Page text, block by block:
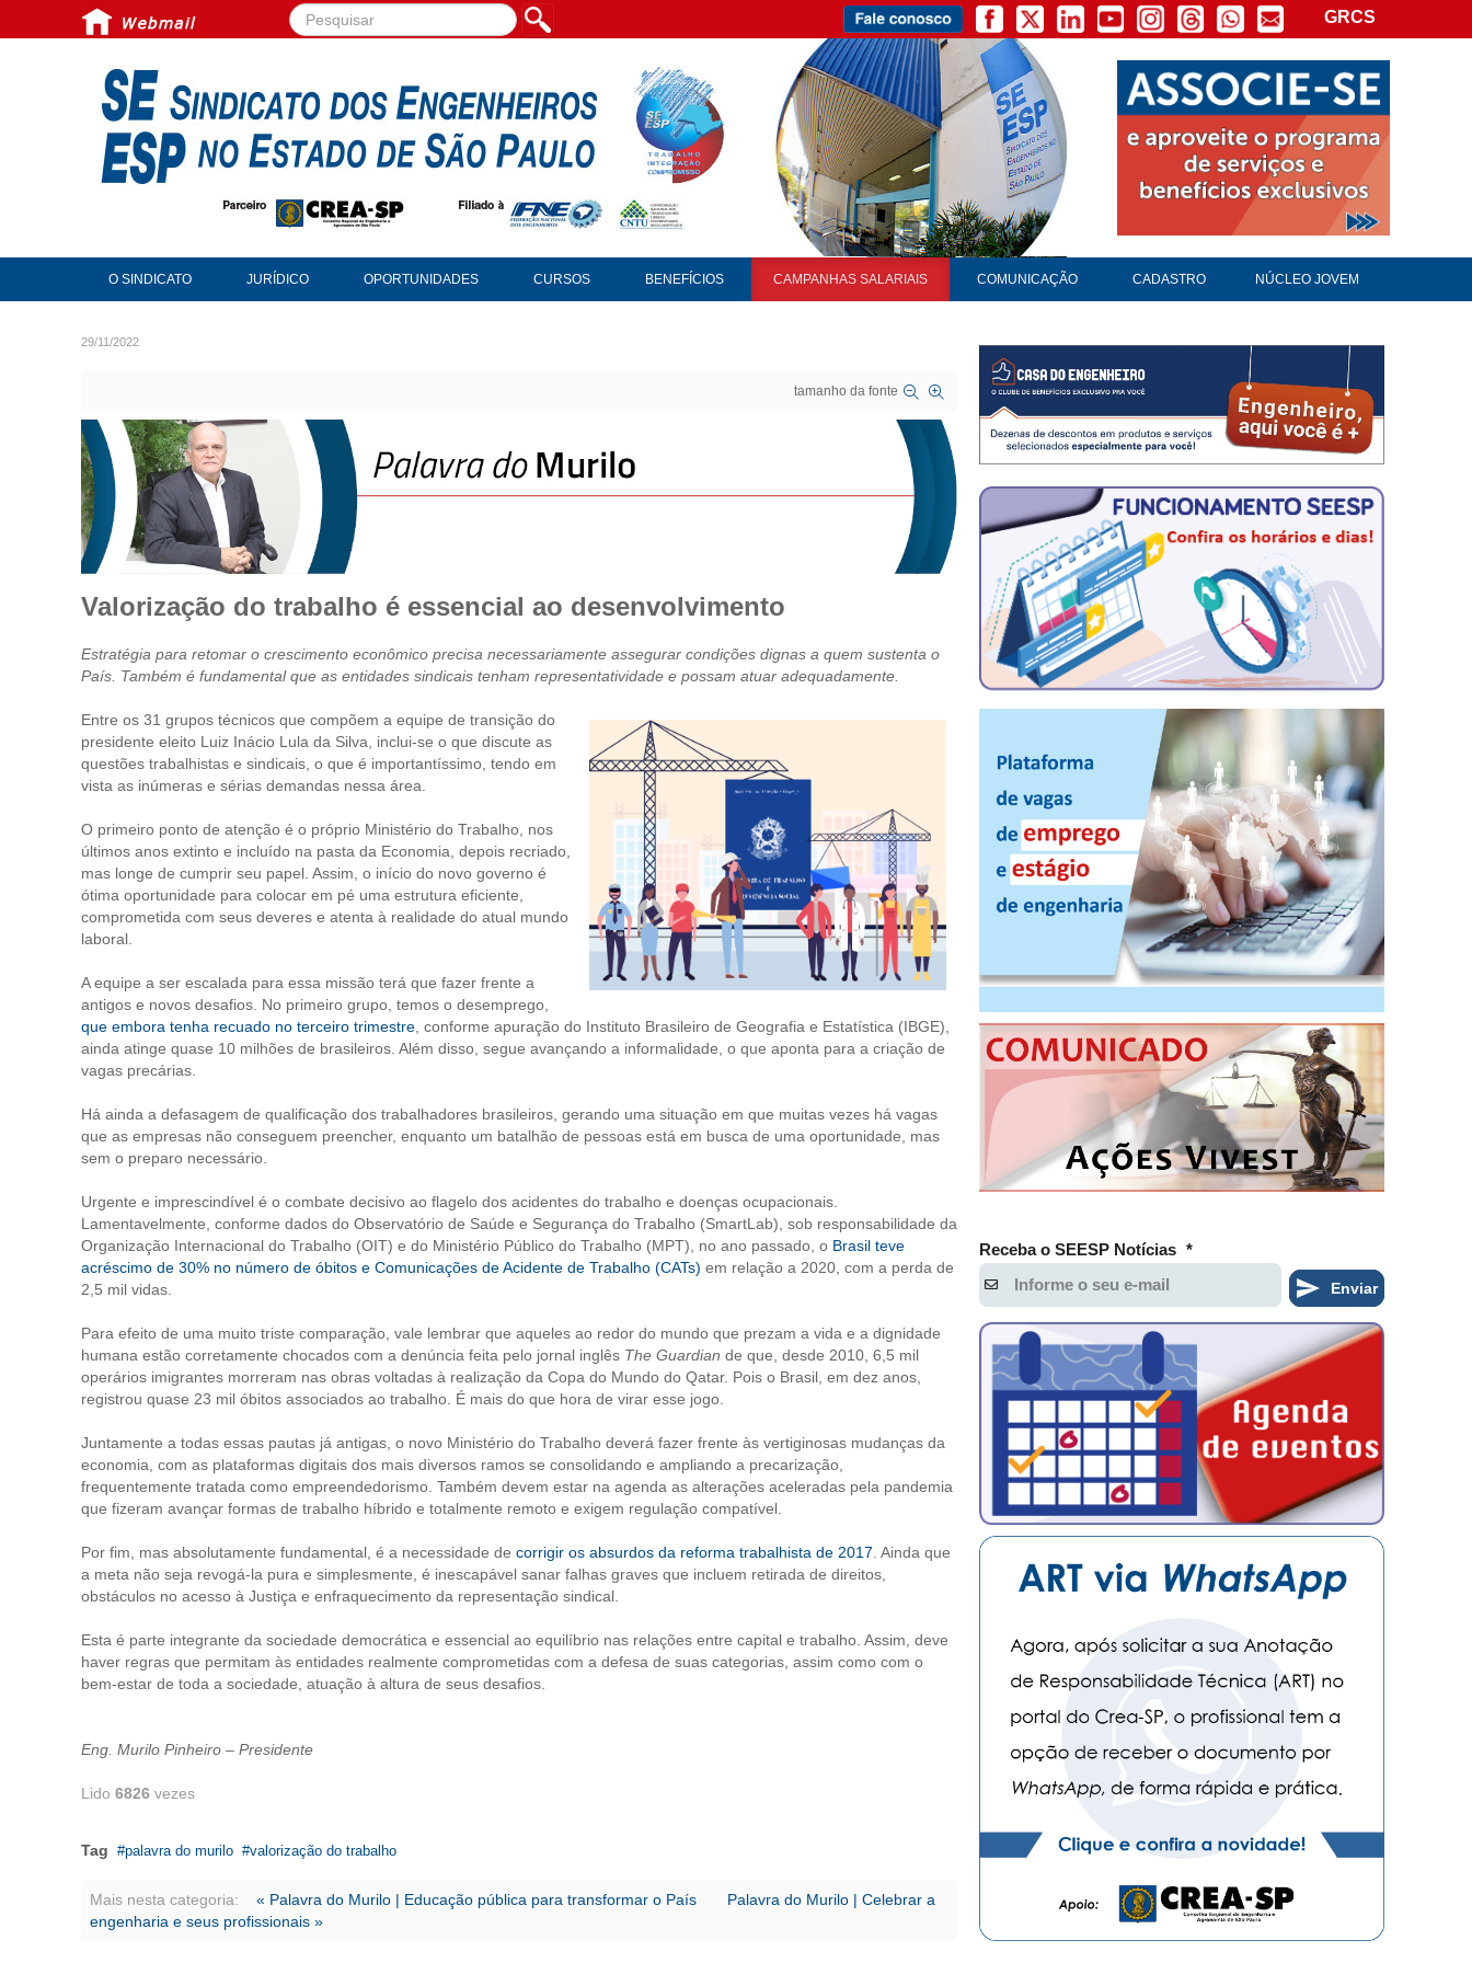
Pesquisar... GRCS
O SINDICATO JURÍDICO OPORTUNIDADES CURSOS BENEFÍCIOS CAMPANHAS SALARIAIS COMUNICAÇÃO CADASTRO NÚCLEO JOVEM
29/11/2022
tamanho da fonte
Valorização do trabalho é essencial ao desenvolvimento
Estratégia para retomar o crescimento econômico precisa necessariamente assegurar condições dignas a quem sustenta o
País. Também é fundamental que as entidades sindicais tenham representatividade e possam atuar adequadamente.
Entre os 31 grupos técnicos que compõem a equipe de transição do
presidente eleito Luiz Inácio Lula da Silva, inclui-se o que discute as
questões trabalhistas e sindicais, o que é importantíssimo, tendo em
vista as inúmeras e sérias demandas nessa área.
O primeiro ponto de atenção é o próprio Ministério do Trabalho, nos
últimos anos extinto e incluído na pasta da Economia, depois recriado,
mas longe de cumprir seu papel. Assim, o início do novo governo é
ótima oportunidade para colocar em pé uma estrutura eficiente,
comprometida com seus deveres e atenta à realidade do atual mundo
laboral.
A equipe a ser escalada para essa missão terá que fazer frente a
antigos e novos desafios. No primeiro grupo, temos o desemprego,
que embora tenha recuado no terceiro trimestre , conforme apuração do Instituto Brasileiro de Geografia e Estatística (IBGE),
ainda atinge quase 10 milhões de brasileiros. Além disso, segue avançando a informalidade, o que aponta para a criação de
vagas precárias.
Há ainda a defasagem de qualificação dos trabalhadores brasileiros, gerando uma situação em que muitas vezes há vagas
que as empresas não conseguem preencher, enquanto um batalhão de pessoas está em busca de uma oportunidade, mas
sem o preparo necessário.
Urgente e imprescindível é o combate decisivo ao flagelo dos acidentes do trabalho e doenças ocupacionais.
Lamentavelmente, conforme dados do Observatório de Saúde e Segurança do Trabalho (SmartLab), sob responsabilidade da
Organização Internacional do Trabalho (OIT) e do Ministério Público do Trabalho (MPT), no ano passado, o Brasil teve
acréscimo de 30% no número de óbitos e Comunicações de Acidente de Trabalho (CATs) em relação a 2020, com a perda de
2,5 mil vidas.
Para efeito de uma muito triste comparação, vale lembrar que aqueles ao redor do mundo que prezam a vida e a dignidade
humana estão corretamente chocados com a denúncia feita pelo jornal inglês The Guardian de que, desde 2010, 6,5 mil
operários imigrantes morreram nas obras voltadas à realização da Copa do Mundo do Qatar. Pois o Brasil, em dez anos,
registrou quase 23 mil óbitos associados ao trabalho. É mais do que hora de virar esse jogo.
Juntamente a todas essas pautas já antigas, o novo Ministério do Trabalho deverá fazer frente às vertiginosas mudanças da
economia, com as plataformas digitais dos mais diversos ramos se consolidando e ampliando a precarização,
frequentemente tratada como empreendedorismo. Também devem estar na agenda as alterações aceleradas pela pandemia
que fizeram avançar formas de trabalho híbrido e totalmente remoto e exigem regulação compatível.
Por fim, mas absolutamente fundamental, é a necessidade de corrigir os absurdos da reforma trabalhista de 2017 . Ainda que
a meta não seja revogá-la pura e simplesmente, é inescapável sanar falhas graves que incluem retirada de direitos,
obstáculos no acesso à Justiça e enfraquecimento da representação sindical.
Esta é parte integrante da sociedade democrática e essencial ao equilíbrio nas relações entre capital e trabalho. Assim, deve
haver regras que permitam às entidades realmente comprometidas com a defesa de suas categorias, assim como com o
bem-estar de toda a sociedade, atuação à altura de seus desafios.
Eng. Murilo Pinheiro – Presidente
Lido 6826 vezes
Tag palavra do murilo valorização do trabalho
Mais nesta categoria: « Palavra do Murilo | Educação pública para transformar o País
Palavra do Murilo | Celebrar a
engenharia e seus profissionais »
Receba o SEESP Notícias *
Enviar